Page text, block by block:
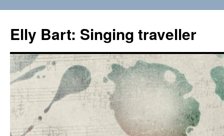
content
Elly Bart: Singing traveller